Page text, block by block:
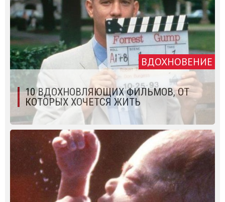
ВДОХНОВЕНИЕ
10 ВДОХНОВЛЯЮЩИХ ФИЛЬМОВ, ОТ
КОТОРЫХ ХОЧЕТСЯ ЖИТЬ